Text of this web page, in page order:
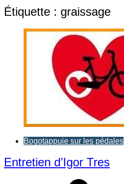
Étiquette : graissage
Bogotappuie sur les pédales
Entretien d’Igor Tres